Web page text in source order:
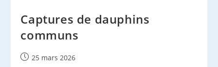
Dundee
Captures de dauphins
communs
Publication
25 mars 2026